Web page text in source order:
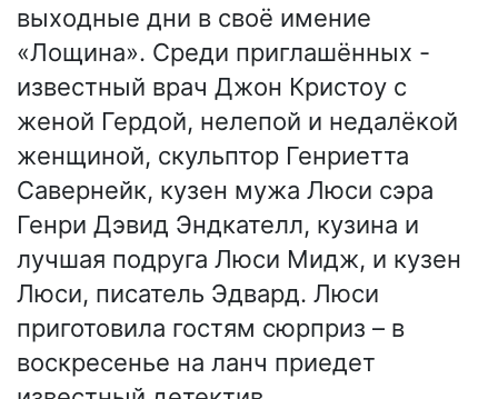
выходные дни в своё имение
«Лощина». Среди приглашённых -
известный врач Джон Кристоу с
женой Гердой, нелепой и недалёкой
женщиной, скульптор Генриетта
Савернейк, кузен мужа Люси сэра
Генри Дэвид Эндкателл, кузина и
лучшая подруга Люси Мидж, и кузен
Люси, писатель Эдвард. Люси
приготовила гостям сюрприз – в
воскресенье на ланч приедет